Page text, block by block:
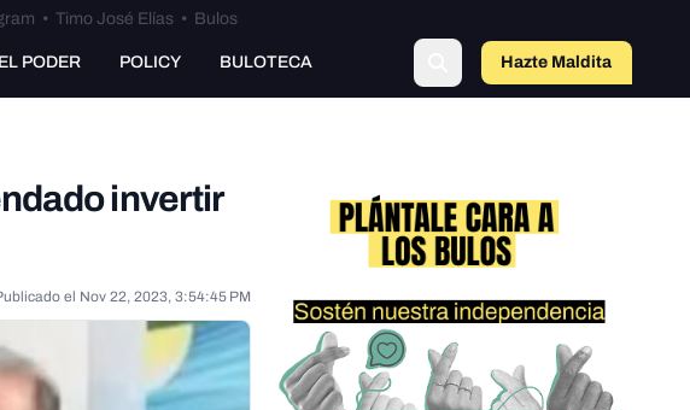
• Timo José Elías • Bulos
PODER POLICY BULOTECA Hazte Maldito
invertir
el Nov 22, 2023, 3:54:45 PM